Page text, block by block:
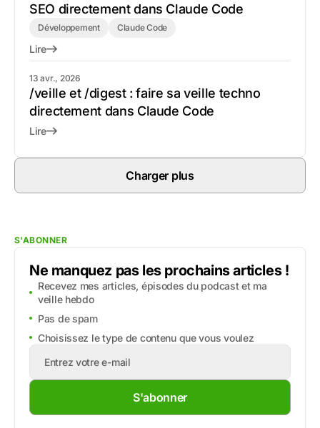
SEO directement dans Claude Code
Développement Claude Code
Lire
13 avr., 2026
/veille et /digest : faire sa veille techno
directement dans Claude Code
Lire
Charger plus
S'ABONNER
Ne manquez pas les prochains articles !
Recevez mes articles, épisodes du podcast et ma
veille hebdo
Pas de spam
Choisissez le type de contenu que vous voulez
S'abonner